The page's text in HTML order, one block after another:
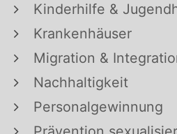
Kinderhilfe &
Krankenhäuser
Migration &
Nachhaltigkeit
Personalgewinnung